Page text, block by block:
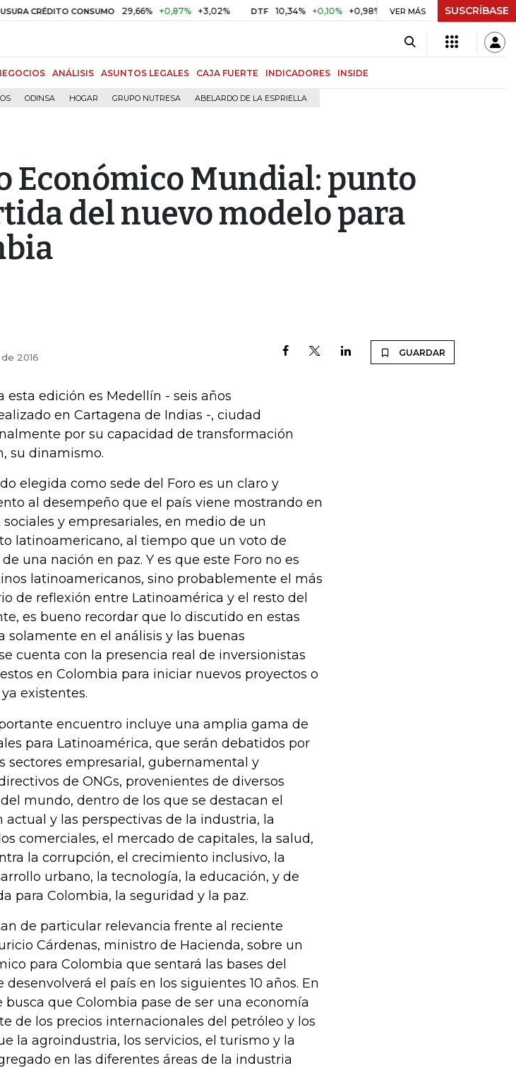
CONSUMO 29,66% +0,87% +3,02% DTF 10,34% +0,10% +0,98% UVR $ 416,96 +$ 0,05 +0,01%
VER MÁS SUSCRÍBASE
ANÁLISIS ASUNTOS LEGALES CAJA FUERTE INDICADORES INSIDE
ODINSA HOGAR GRUPO NUTRESA ABELARDO DE LA ESPRIELLA
Económico Mundial: punto
del nuevo modelo para
2016 GUARDAR
esta edición es Medellín - seis años
en Cartagena de Indias -, ciudad
por su capacidad de transformación
su dinamismo.
elegida como sede del Foro es un claro y
al desempeño que el país viene mostrando en
y empresariales, en medio de un
latinoamericano, al tiempo que un voto de
una nación en paz. Y es que este Foro no es
latinoamericanos, sino probablemente el más
de reflexión entre Latinoamérica y el resto del
es bueno recordar que lo discutido en estas
solamente en el análisis y las buenas
cuenta con la presencia real de inversionistas
en Colombia para iniciar nuevos proyectos o
existentes.
encuentro incluye una amplia gama de
para Latinoamérica, que serán debatidos por
sectores empresarial, gubernamental y
de ONGs, provenientes de diversos
mundo, dentro de los que se destacan el
actual y las perspectivas de la industria, la
comerciales, el mercado de capitales, la salud,
la corrupción, el crecimiento inclusivo, la
urbano, la tecnología, la educación, y de
para Colombia, la seguridad y la paz.
de particular relevancia frente al reciente
Cárdenas, ministro de Hacienda, sobre un
para Colombia que sentará las bases del
el país en los siguientes 10 años. En
busca que Colombia pase de ser una economía
de los precios internacionales del petróleo y los
la agroindustria, los servicios, el turismo y la
en las diferentes áreas de la industria